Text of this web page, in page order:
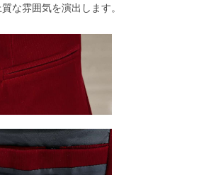
な雰囲気を演出します。